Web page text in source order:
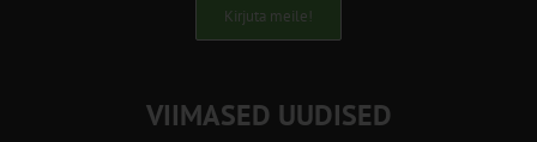
Kirjuta meile!
VIIMASED UUDISED